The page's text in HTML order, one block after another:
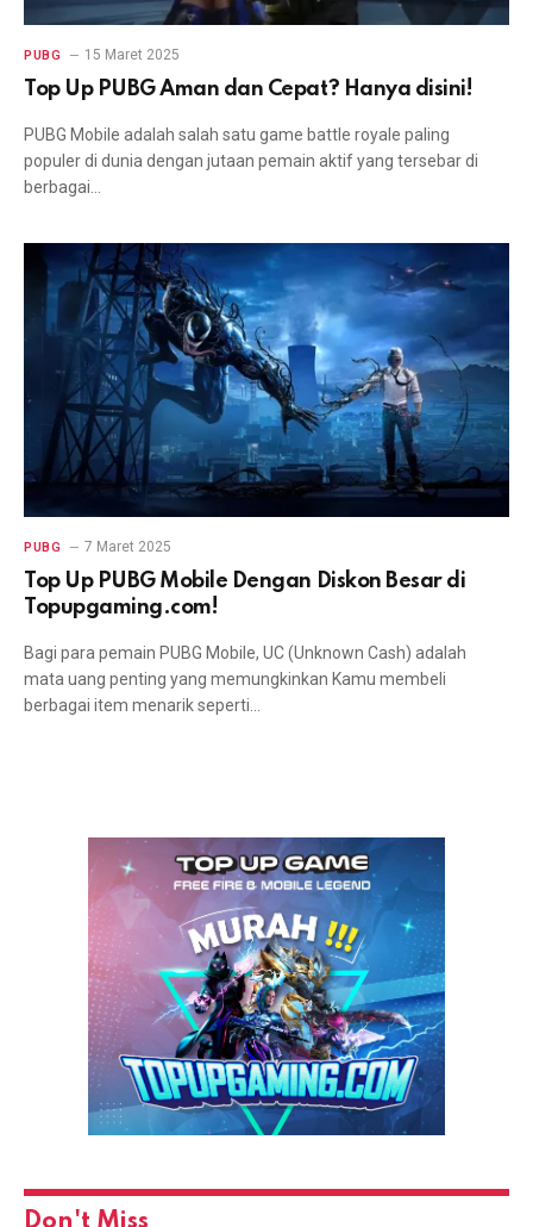
PUBG 15 Maret 2025
Top Up PUBG Aman dan Cepat? Hanya disini!
PUBG Mobile adalah salah satu game battle royale paling
populer di dunia dengan jutaan pemain aktif yang tersebar di
berbagai…
PUBG 7 Maret 2025
Top Up PUBG Mobile Dengan Diskon Besar di
Topupgaming.com!
Bagi para pemain PUBG Mobile, UC (Unknown Cash) adalah
mata uang penting yang memungkinkan Kamu membeli
berbagai item menarik seperti…
Don't Miss